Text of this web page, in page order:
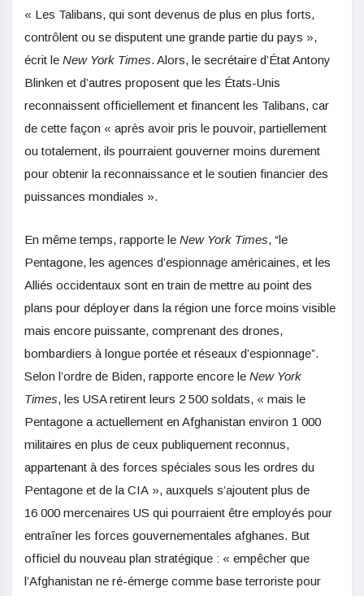
« Les Talibans, qui sont devenus de plus en plus forts,
contrôlent ou se disputent une grande partie du pays »,
écrit le New York Times. Alors, le secrétaire d’État Antony
Blinken et d’autres proposent que les États-Unis
reconnaissent officiellement et financent les Talibans, car
de cette façon « après avoir pris le pouvoir, partiellement
ou totalement, ils pourraient gouverner moins durement
pour obtenir la reconnaissance et le soutien financier des
puissances mondiales ».
En même temps, rapporte le New York Times, “le
Pentagone, les agences d’espionnage américaines, et les
Alliés occidentaux sont en train de mettre au point des
plans pour déployer dans la région une force moins visible
mais encore puissante, comprenant des drones,
bombardiers à longue portée et réseaux d’espionnage”.
Selon l’ordre de Biden, rapporte encore le New York
Times, les USA retirent leurs 2 500 soldats, « mais le
Pentagone a actuellement en Afghanistan environ 1 000
militaires en plus de ceux publiquement reconnus,
appartenant à des forces spéciales sous les ordres du
Pentagone et de la CIA », auxquels s’ajoutent plus de
16 000 mercenaires US qui pourraient être employés pour
entraîner les forces gouvernementales afghanes. But
officiel du nouveau plan stratégique : « empêcher que
l’Afghanistan ne ré-émerge comme base terroriste pour